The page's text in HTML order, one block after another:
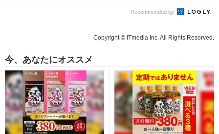
Recommended by
Copyright © ITmedia Inc. All Rights Reserved.
今、あなたにオススメ